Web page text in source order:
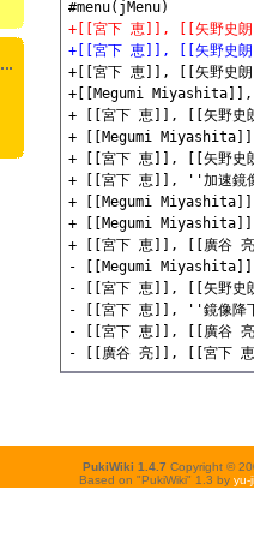
+[[宮下 恵]], [[矢野史朗]],
+[[宮下 恵]], [[矢野史朗]],
+[[宮下 恵]], [[矢野史朗
+[[Megumi
+ [[宮下 恵]], [[矢野史朗
+ [[Megumi
+ [[宮下 恵]], [[矢野史朗
+ [[宮下 恵]], ''加速鏡像降
+ [[Megumi
+ [[Megumi
+ [[宮下 恵]], [[廣谷 亮
- [[Megumi
- [[宮下 恵]], [[矢野史朗
- [[宮下 恵]], ''鏡像降下法
- [[宮下 恵]], [[廣谷 亮]],
PukiWiki 1.4.7 Copyright ©
Based on "PukiWiki" 1.3 by yu-ji